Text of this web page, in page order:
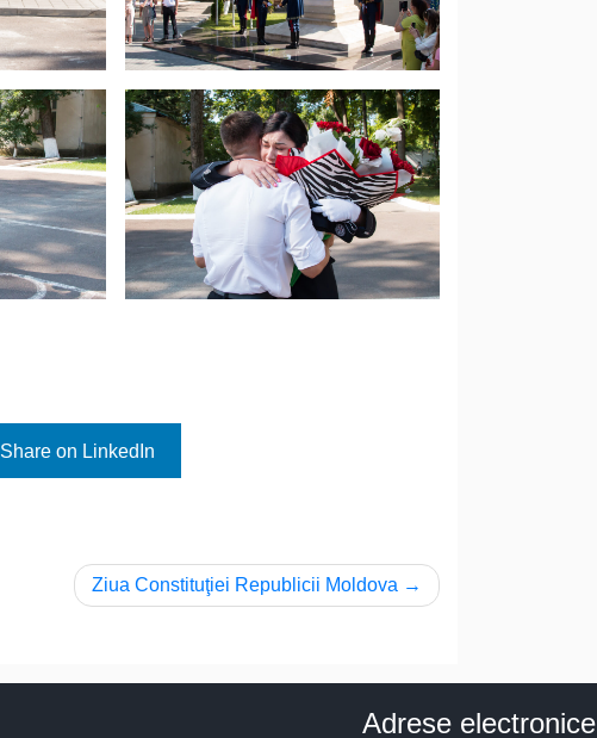
Share on LinkedIn
Ziua Constituţiei Republicii Moldova
Adrese electronice